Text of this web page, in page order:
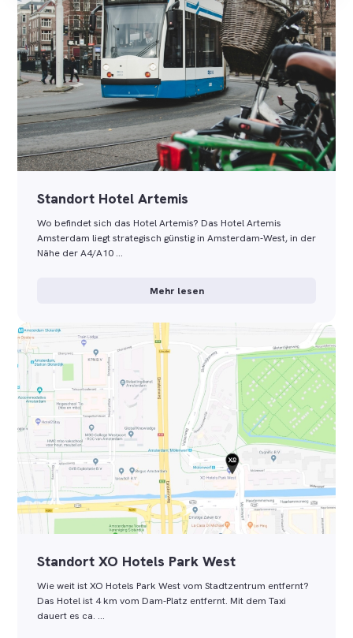
Standort Hotel Artemis
Wo befindet sich das Hotel Artemis? Das Hotel Artemis
Amsterdam liegt strategisch günstig in Amsterdam-West, in der
Nähe der A4/A10 …
Mehr lesen
Standort XO Hotels Park West
Wie weit ist XO Hotels Park West vom Stadtzentrum entfernt?
Das Hotel ist 4 km vom Dam-Platz entfernt. Mit dem Taxi
dauert es ca. …